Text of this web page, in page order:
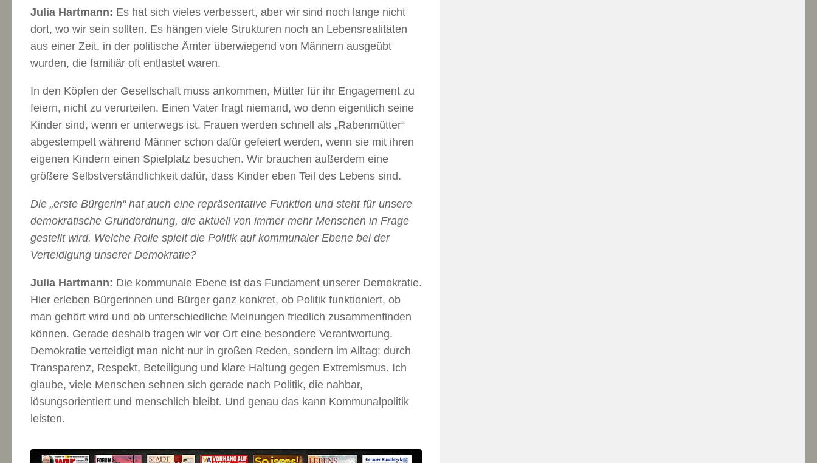
Julia Hartmann: Es hat sich vieles verbessert, aber wir sind noch lange nicht
dort, wo wir sein sollten. Es hängen viele Strukturen noch an Lebensrealitäten
aus einer Zeit, in der politische Ämter überwiegend von Männern ausgeübt
wurden, die familiär oft entlastet waren.
In den Köpfen der Gesellschaft muss ankommen, Mütter für ihr Engagement zu
feiern, nicht zu verurteilen. Einen Vater fragt niemand, wo denn eigentlich seine
Kinder sind, wenn er unterwegs ist. Frauen werden schnell als „Rabenmütter“
abgestempelt während Männer schon dafür gefeiert werden, wenn sie mit ihren
eigenen Kindern einen Spielplatz besuchen. Wir brauchen außerdem eine
größere Selbstverständlichkeit dafür, dass Kinder eben Teil des Lebens sind.
Die „erste Bürgerin“ hat auch eine repräsentative Funktion und steht für unsere
demokratische Grundordnung, die aktuell von immer mehr Menschen in Frage
gestellt wird. Welche Rolle spielt die Politik auf kommunaler Ebene bei der
Verteidigung unserer Demokratie?
Julia Hartmann: Die kommunale Ebene ist das Fundament unserer Demokratie.
Hier erleben Bürgerinnen und Bürger ganz konkret, ob Politik funktioniert, ob
man gehört wird und ob unterschiedliche Meinungen friedlich zusammenfinden
können. Gerade deshalb tragen wir vor Ort eine besondere Verantwortung.
Demokratie verteidigt man nicht nur in großen Reden, sondern im Alltag: durch
Transparenz, Respekt, Beteiligung und klare Haltung gegen Extremismus. Ich
glaube, viele Menschen sehnen sich gerade nach Politik, die nahbar,
lösungsorientiert und menschlich bleibt. Und genau das kann Kommunalpolitik
leisten.